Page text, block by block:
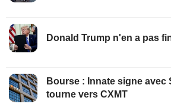
Donald Trump n'en a pas
Bourse : Innate signe avec
tourne vers CXMT